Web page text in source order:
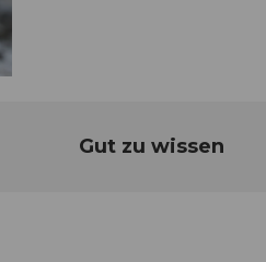
Gut zu wissen